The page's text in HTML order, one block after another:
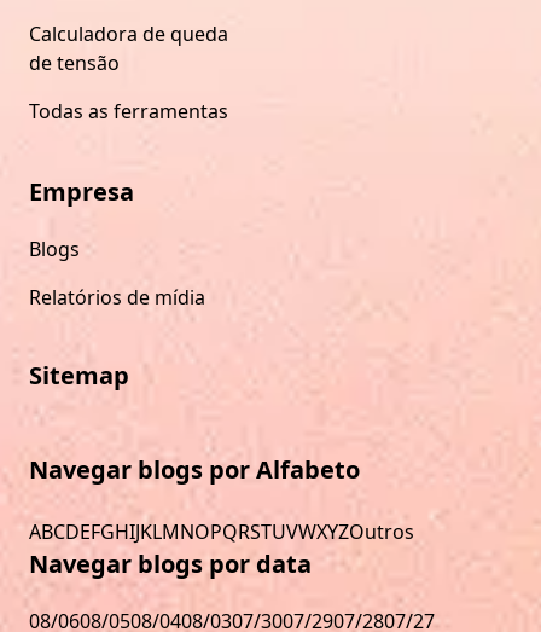
Calculadora de queda
de tensão
Todas as ferramentas
Empresa
Blogs
Relatórios de mídia
Sitemap
Navegar blogs por Alfabeto
ABCDEFGHIJKLMNOPQRSTUVWXYZOutros
Navegar blogs por data
08/0608/0508/0408/0307/3007/2907/2807/27